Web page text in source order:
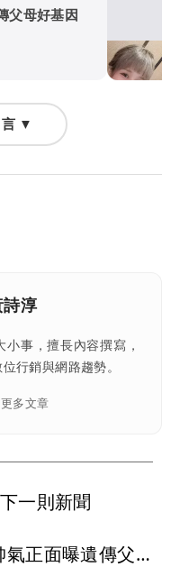
父母好基因
言 ▼
詩淳
事，擅長內容撰寫，
行銷與網路趨勢。
更多文章
一則新聞
陳妍希9歲兒暴風抽高 帥氣正面曝遺傳父母好基因